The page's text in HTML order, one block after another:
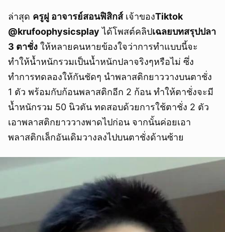
ล่าสุด ครูฝู อาจารย์สอนฟิสิกส์เจ้าของTiktok
@krufoophysicsplay ได้โพสต์คลิปเฉลยบทสรุปปลา
3 ตาชั่ง ให้หลายคนหายข้องใจว่าการทำแบบนี้จะ
ทำให้น้ำหนักรวมเป็นน้ำหนักปลาจริงๆหรือไม่ ซึ่ง
ทำการทดลองให้กันชัดๆ นำพลาสติกยาววางบนตาชั่ง
1 ตัว พร้อมกับก้อนพลาสติกอีก 2 ก้อน ทำให้ตาชั่งจะมี
น้ำหนักรวม 50 นิวตัน ทดสอบด้วยการใช้ตาชั่ง 2 ตัว
เอาพลาสติกยาววางพาดไปก่อน จากนั้นค่อยเอา
พลาสติกเล็กอันเดิมวางลงไปบนตาชั่งด้านซ้าย